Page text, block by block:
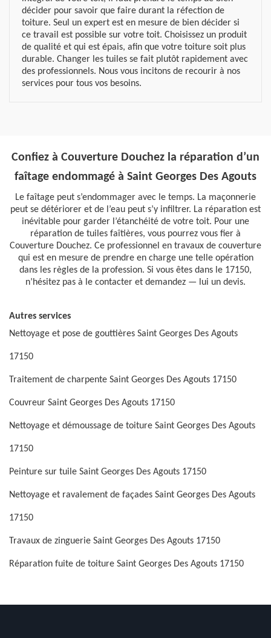
décider pour savoir que faire durant la réfection de
toiture. Seul un expert est en mesure de bien décider si
ce travail est possible sur votre toit. Choisissez un produit
de qualité et qui est épais, afin que votre toiture soit plus
durable. Changer les tuiles se fait plutôt rapidement avec
des professionnels. Nous vous incitons de recourir à nos
services pour tous vos besoins.
Confiez à Couverture Douchez la réparation d’un
faîtage endommagé à Saint Georges Des Agouts
Le faîtage peut s’endommager avec le temps. La maçonnerie
peut se détériorer et de l’eau peut s’y infiltrer. La réparation est
inévitable pour garder l’étanchéité de votre toit. Pour une
réparation de tuiles faîtières, vous pourrez vous fier à
Couverture Douchez. Ce professionnel en travaux de couverture
qui est en mesure de prendre en charge une telle opération
dans les règles de la profession. Si vous êtes dans le 17150,
n’hésitez pas à le contacter et demandez — lui un devis.
Autres services
Nettoyage et pose de gouttières Saint Georges Des Agouts
17150
Traitement de charpente Saint Georges Des Agouts 17150
Couvreur Saint Georges Des Agouts 17150
Nettoyage et démoussage de toiture Saint Georges Des Agouts
17150
Peinture sur tuile Saint Georges Des Agouts 17150
Nettoyage et ravalement de façades Saint Georges Des Agouts
17150
Travaux de zinguerie Saint Georges Des Agouts 17150
Réparation fuite de toiture Saint Georges Des Agouts 17150